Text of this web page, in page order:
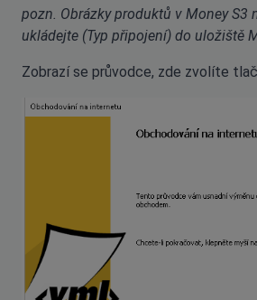
pozn. Obrázky produktů v Money S3
ukládejte (Typ připojení) do uložiště
Zobrazí se průvodce, zde zvolíte